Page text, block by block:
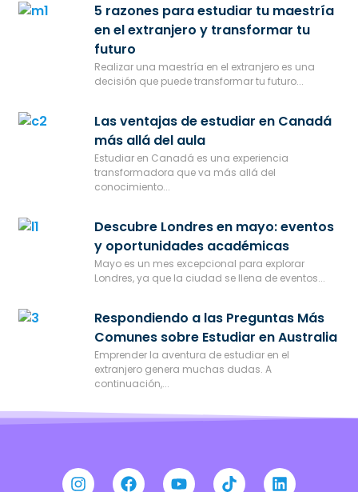
5 razones para estudiar tu maestría
en el extranjero y transformar tu
futuro
Realizar una maestría en el extranjero es una
decisión que puede transformar tu futuro...
Las ventajas de estudiar en Canadá
más allá del aula
Estudiar en Canadá es una experiencia
transformadora que va más allá del
conocimiento...
Descubre Londres en mayo: eventos
y oportunidades académicas
Mayo es un mes excepcional para explorar
Londres, ya que la ciudad se llena de eventos...
Respondiendo a las Preguntas Más
Comunes sobre Estudiar en Australia
Emprender la aventura de estudiar en el
extranjero genera muchas dudas. A
continuación,...